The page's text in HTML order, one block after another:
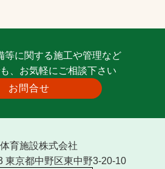
等に関する施工や管理など
、お気軽にご相談下さい
お問合せ
育施設株式会社
東京都中野区東中野3-20-10